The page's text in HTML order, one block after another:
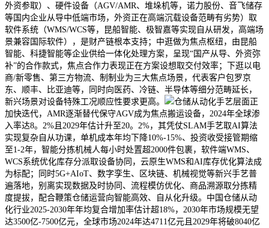
外资参取）、硬件设备（AGV/AMR、堆垛机等，诺力股份、音飞储存
等国内企业从导中低端市场，外资正在高端沉载设备范畴有劣势）取
软件系统（WMS/WCS等，昆船智能、极智嘉等实现自从研发，高端场
景兼容国际软件），是财产链根本支持；中逛做为焦点枢纽，由昆船
智能、科捷智能等企业供给一体化处理方案，呈现“国产从导、外资弥
补”的合作款式，焦点合作力表现正在方案设想取交付效率；下逛以电
商/新零售、第三方物流、制制业为三大焦点场景，代表客户包罗京
东、顺丰、比亚迪等，同时向医药、冷链、半导体等细分范畴延长，
新兴场景对设备特殊工况顺应性要求更高。
仓储从动化手艺层面正
加快迭代，AMR逐渐替代保守AGV成为焦点搬运设备，2024年全球渗
入率达8。2%且2029年估计升至20。2%，其凭仗SLAM手艺取AI算法
实现复杂自从功课，单机成本年均下降10%-15%、投资收受接管期缩
至1-2年，智能分拣机械人每小时处置超2000件包裹，软件端WMS、
WCS系统优化库存分派取设备协同，云原生WMS和AI库存优化算法成
为标配；同时5G+AIoT、数字孪生、区块链、机械视觉等新兴手艺普
遍落地，别离实现数据及时协同、流程模仿优化、商品溯源取分拣精
度提拔，配合鞭策仓储运营向智能高效、自从化升级。中国仓储从动
化行业2025-2030年年均复合增加率估计超18%，2030年市场规模无望
达3500亿-7500亿元，全球市场2024年达4711亿元且2029年将破8040亿